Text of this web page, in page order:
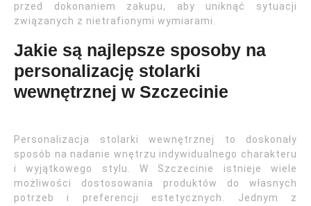
przed dokonaniem zakupu, aby uniknąć sytuacji
związanych z nietrafionymi wymiarami.
Jakie są najlepsze sposoby na
personalizację stolarki
wewnętrznej w Szczecinie
Personalizacja stolarki wewnętrznej to doskonały
sposób na nadanie wnętrzu indywidualnego charakteru
i wyjątkowego stylu. W Szczecinie istnieje wiele
możliwości dostosowania produktów do własnych
potrzeb i preferencji estetycznych. Jednym z